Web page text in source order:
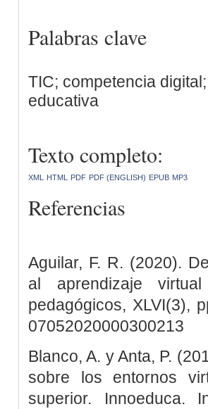
Palabras clave
TIC; competencia
educativa
Texto completo:
XML HTML PDF PDF (ENGLISH) EPUB MP3
Referencias
Aguilar, F. R. (2020).
al aprendizaje
pedagógicos, XLVI(3),
07052020000300213
Blanco, A. y Anta, P.
sobre los entornos
superior. Innoeduca.